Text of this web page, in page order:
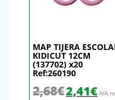
MAP TIJERA
KIDICUT 12CM
(137702) x20
Ref:260190
2,68€El precio
2,41€El
IVA